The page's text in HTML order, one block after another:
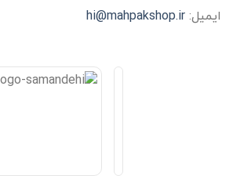
ایمیل: hi@mahpakshop.ir